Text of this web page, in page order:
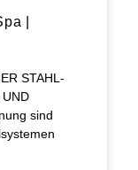
|
STAHL-
UND
sind